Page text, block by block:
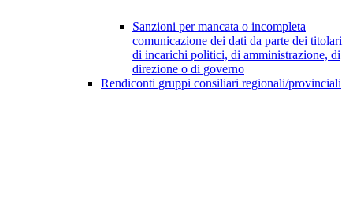
Sanzioni per mancata o incompleta
comunicazione dei dati da parte dei titolari
di incarichi politici, di amministrazione, di
direzione o di governo
Rendiconti gruppi consiliari regionali/provinciali